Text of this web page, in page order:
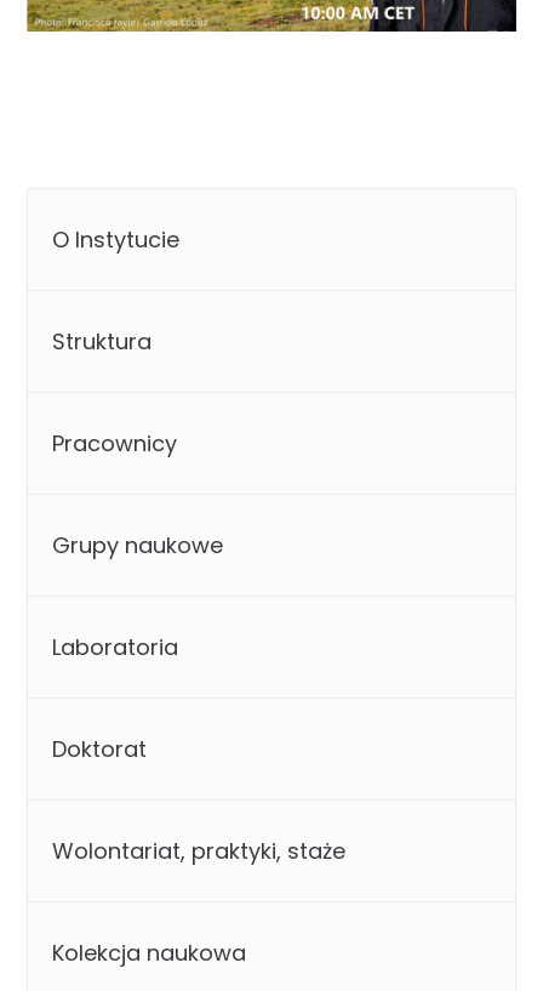
O Instytucie
Struktura
Pracownicy
Grupy naukowe
Laboratoria
Doktorat
Wolontariat, praktyki, staże
Kolekcja naukowa